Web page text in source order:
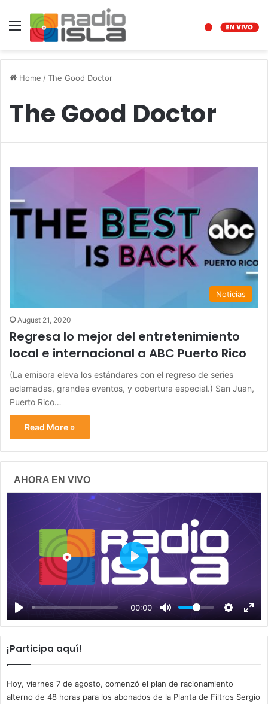
Menu
Home /The Good Doctor
The Good Doctor
Noticias
August 21, 2020
Regresa lo mejor del entretenimiento
local e internacional a ABC Puerto Rico
(La emisora eleva los estándares con el regreso de series
aclamadas, grandes eventos, y cobertura especial.) San Juan,
Puerto Rico…
Read More »
AHORA EN VIVO
00:00
P
a
y
¡Participa aquí!
Hoy, viernes 7 de agosto, comenzó el plan de racionamiento
alterno de 48 horas para los abonados de la Planta de Filtros Sergio